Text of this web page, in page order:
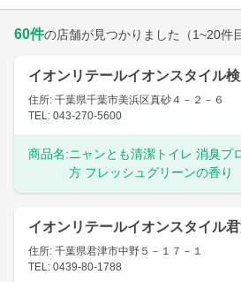
60件の店舗が見つかりました （1~20件
イオンリテールイオンスタイル
住所: 千葉県千葉市美浜区真砂４－２－６
TEL: 043-270-5600
商品名:ニャンとも清潔トイレ 消臭プ
方 フレッシュグリーンの香り
イオンリテールイオンスタイル
住所: 千葉県君津市中野５－１７－１
TEL: 0439-80-1788